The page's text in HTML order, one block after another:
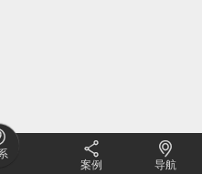

案例

导航